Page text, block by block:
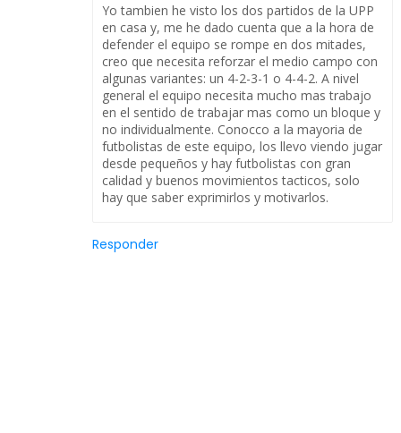
Yo tambien he visto los dos partidos de la UPP
en casa y, me he dado cuenta que a la hora de
defender el equipo se rompe en dos mitades,
creo que necesita reforzar el medio campo con
algunas variantes: un 4-2-3-1 o 4-4-2. A nivel
general el equipo necesita mucho mas trabajo
en el sentido de trabajar mas como un bloque y
no individualmente. Conocco a la mayoria de
futbolistas de este equipo, los llevo viendo jugar
desde pequeños y hay futbolistas con gran
calidad y buenos movimientos tacticos, solo
hay que saber exprimirlos y motivarlos.
Responder